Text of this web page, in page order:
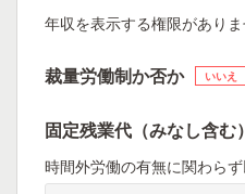
年収を表示する権限があり
裁量労働制か否か いいえ
固定残業代（みなし含む）
時間外労働の有無に関わら